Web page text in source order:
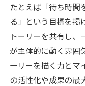
ー設計法
現場力ア
活用術
ストーリ
方法
たとえば「待ち時間
る」という目標を掲
トーリーを共有し、
が主体的に動く雰囲
ーリーを描く力とマ
の活性化や成果の最